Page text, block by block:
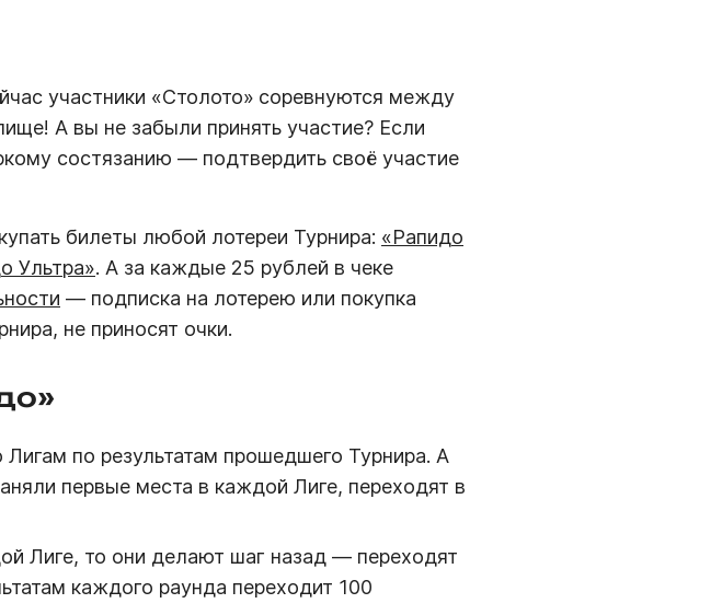
участники «Столото» соревнуются между
А вы не забыли принять участие? Если
состязанию — подтвердить своё участие
билеты любой лотереи Турнира: «Рапидо
Ультра». А за каждые 25 рублей в чеке
— подписка на лотерею или покупка
не приносят очки.
по результатам прошедшего Турнира. А
первые места в каждой Лиге, переходят в
Лиге, то они делают шаг назад — переходят
каждого раунда переходит 100